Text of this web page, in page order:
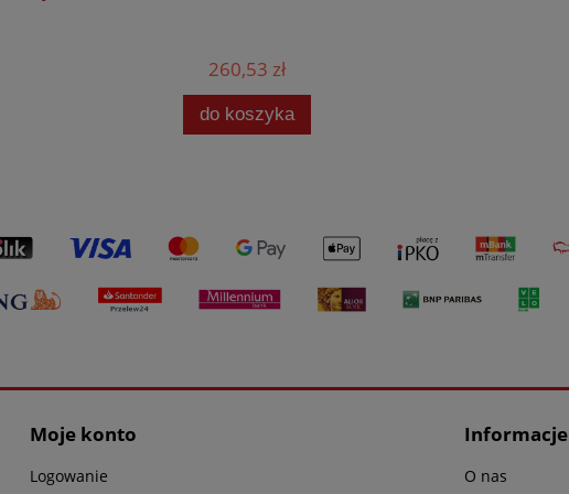
260,53 zł
do koszyka
Moje konto
Logowanie
Informacje
O nas